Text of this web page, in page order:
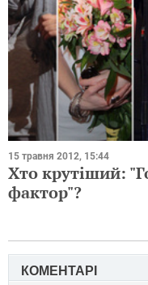
15 травня 2012, 15:44
Хто крутіший:
фактор"?
КОМЕНТАРІ